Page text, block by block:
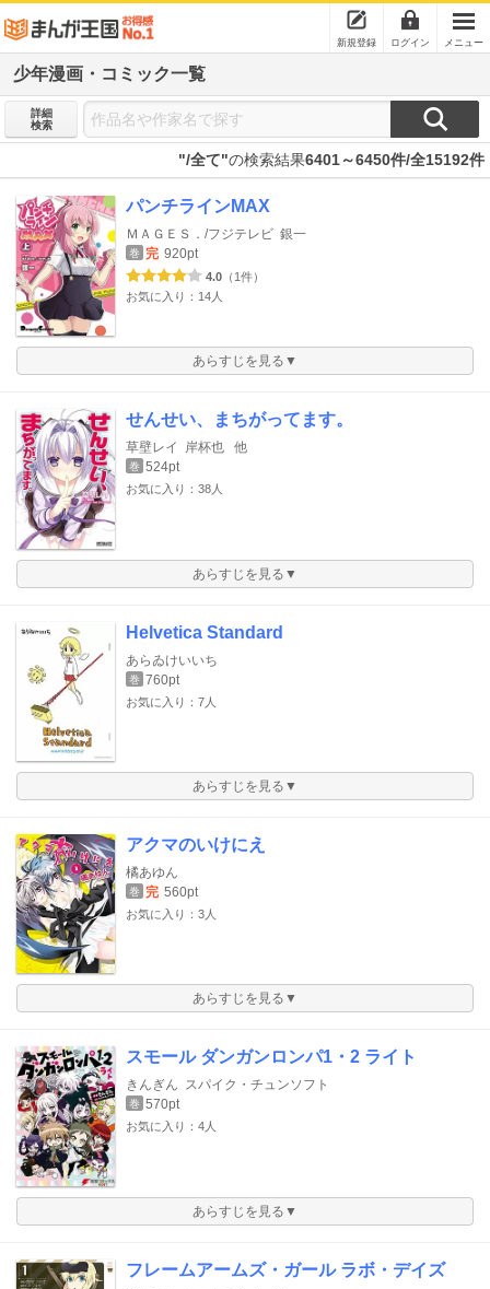
新規登録 ログイン メニュー
少年漫画・コミック一覧
詳細
検索
"/全て"の検索結果6401～6450件/全15192件
パンチラインMAX
ＭＡＧＥＳ．/フジテレビ 銀一
巻 完 920pt
4.0 （1件）
お気に入り：14人
あらすじを見る▼
せんせい、まちがってます。
草壁レイ 岸杯也 他
巻 524pt
お気に入り：38人
あらすじを見る▼
Helvetica Standard
あらゐけいいち
巻 760pt
お気に入り：7人
あらすじを見る▼
アクマのいけにえ
橘あゆん
巻 完 560pt
お気に入り：3人
あらすじを見る▼
スモール ダンガンロンパ1・2 ライト
きんぎん スパイク・チュンソフト
巻 570pt
お気に入り：4人
あらすじを見る▼
フレームアームズ・ガール ラボ・デイズ